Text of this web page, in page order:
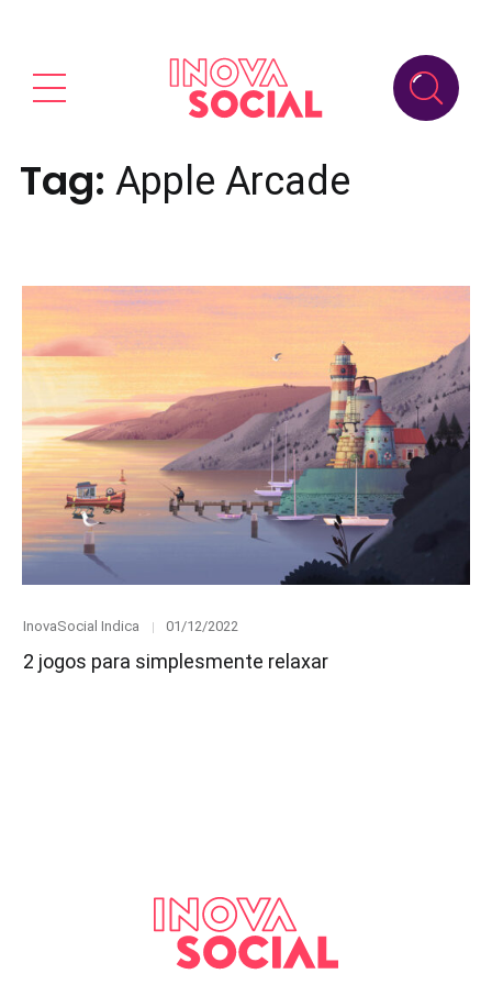
Tag: Apple Arcade
Category
InovaSocial Indica
Posted
01/12/2022
2 jogos para simplesmente relaxar